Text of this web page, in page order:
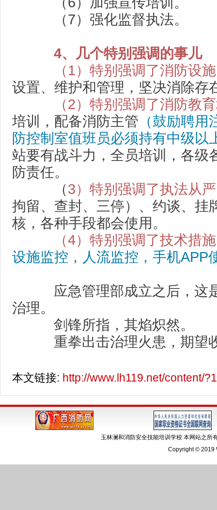
（7）强化监督执法。
4、几个特别强调的事儿
（1）特别强调了消防设
设置、维护和管理，坚决消除存
（2）特别强调了消防教
培训，配备消防主管 （鼓励聘
防控制室值班员必须持有中级以
站要有战斗力，全员培训，各级
防责任。
（3）特别强调了执法从
拘留、查封、三停）、约谈、挂
核，各种手段都会使用。
（4）特别强调了技术措
设施监控，人流监控，手机APP
应急管理部成立之后，这
治理。
剑锋所指，其焰炽然。
重拳出击治理火患，期望
本文链接: http://www.lh119.net/content/
玉林澜和消防安全技能培训学校 本网站之
Copyright © 2019